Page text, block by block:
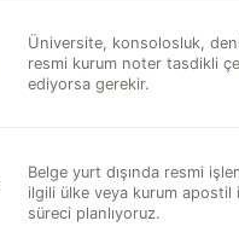
Üniversite, konsolosluk,
resmi kurum noter tasdikli
ediyorsa gerekir.
Belge yurt dışında resmi
ilgili ülke veya kurum apostil
süreci planlıyoruz.